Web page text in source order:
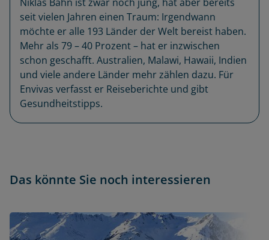
seit vielen Jahren einen Traum: Irgendwann
möchte er alle 193 Länder der Welt bereist haben.
Mehr als 79 – 40 Prozent – hat er inzwischen
schon geschafft. Australien, Malawi, Hawaii, Indien
und viele andere Länder mehr zählen dazu. Für
Envivas verfasst er Reiseberichte und gibt
Gesundheitstipps.
Das könnte Sie noch interessieren